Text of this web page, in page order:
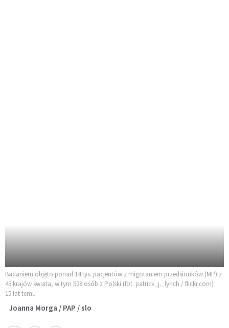
Badaniem objęto ponad 14 tys. pacjentów z migotaniem przedsionków (MP) z
45 krajów świata, w tym 528 osób z Polski (fot. patrick_j._lynch / flickr.com)
15 lat temu
Joanna Morga / PAP / slo